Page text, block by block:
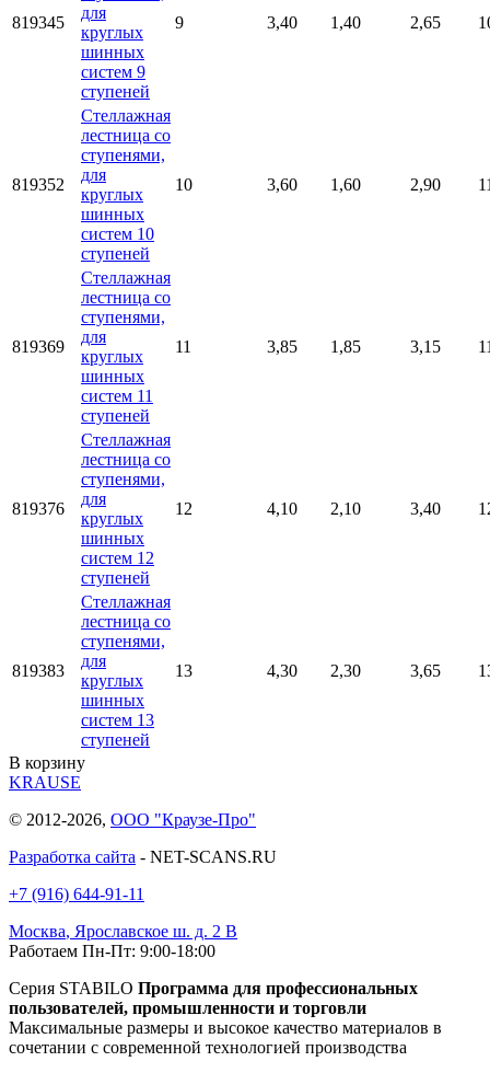
819345
для
круглых
шинных
систем 9
ступеней
9 3,40 1,40 2,65
819352
Стеллажная
лестница со
ступенями,
для
круглых
шинных
систем 10
ступеней
10 3,60 1,60 2,90
819369
Стеллажная
лестница со
ступенями,
для
круглых
шинных
систем 11
ступеней
11 3,85 1,85 3,15
819376
Стеллажная
лестница со
ступенями,
для
круглых
шинных
систем 12
ступеней
12 4,10 2,10 3,40
819383
Стеллажная
лестница со
ступенями,
для
круглых
шинных
систем 13
ступеней
13 4,30 2,30 3,65
В корзину
KRAUSE
© 2012-2026, ООО "Краузе-Про"
Разработка сайта - NET-SCANS.RU
+7 (916) 644-91-11
Москва, Ярославское ш. д. 2 В
Работаем Пн-Пт: 9:00-18:00
Серия STABILO Программа для профессиональных
пользователей, промышленности и торговли
Максимальные размеры и высокое качество материалов в
сочетании с современной технологией производства